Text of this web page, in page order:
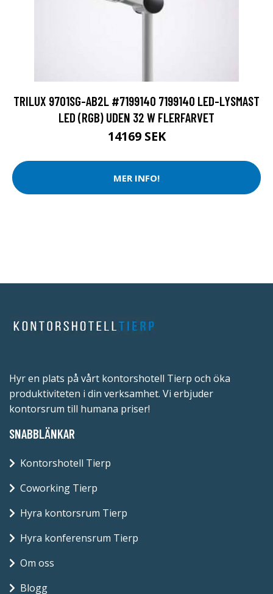
TRILUX 9701SG-AB2L #7199140 7199140 LED-LYSMAST
LED (RGB) UDEN 32 W FLERFARVET
14169 SEK
MER INFO!
Hyr en plats på vårt kontorshotell Tierp och öka
produktiviteten i din verksamhet. Vi erbjuder
kontorsrum till humana priser!
SNABBLÄNKAR
Kontorshotell Tierp
Coworking Tierp
Hyra kontorsrum Tierp
Hyra konferensrum Tierp
Om oss
Blogg